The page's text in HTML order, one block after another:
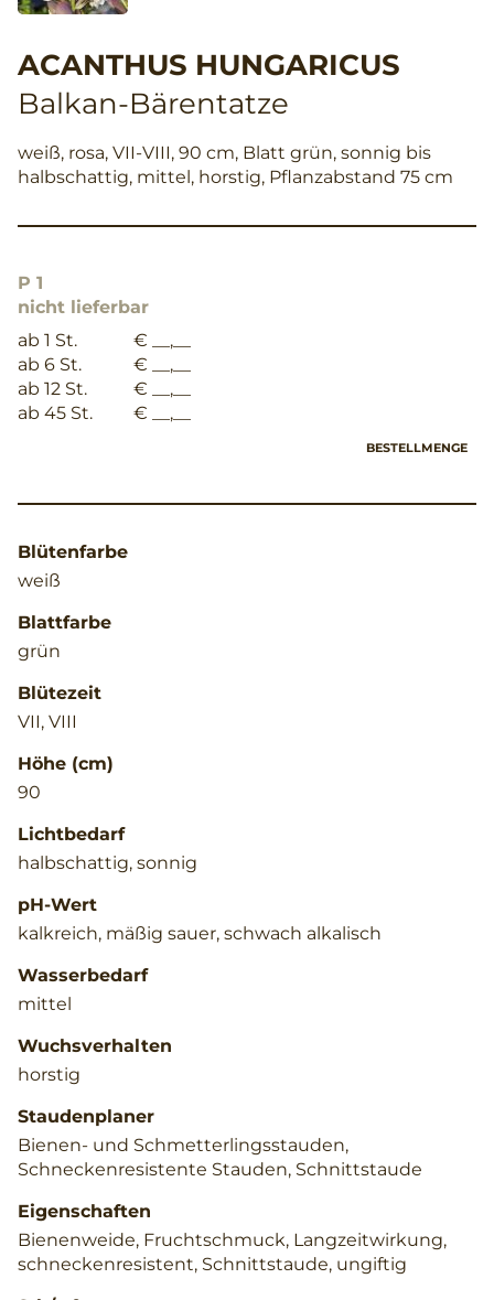
ACANTHUS HUNGARICUS
Balkan-Bärentatze
weiß, rosa, VII-VIII, 90 cm, Blatt grün, sonnig bis
halbschattig, mittel, horstig, Pflanzabstand 75 cm
P 1
nicht lieferbar
ab 1 St.
€ __,__
ab 6 St.
€ __,__
ab 12 St.
€ __,__
ab 45 St.
€ __,__
BESTELLMENGE
Blütenfarbe
weiß
Blattfarbe
grün
Blütezeit
VII, VIII
Höhe (cm)
90
Lichtbedarf
halbschattig, sonnig
pH-Wert
kalkreich, mäßig sauer, schwach alkalisch
Wasserbedarf
mittel
Wuchsverhalten
horstig
Staudenplaner
Bienen- und Schmetterlingsstauden,
Schneckenresistente Stauden, Schnittstaude
Eigenschaften
Bienenweide, Fruchtschmuck, Langzeitwirkung,
schneckenresistent, Schnittstaude, ungiftig